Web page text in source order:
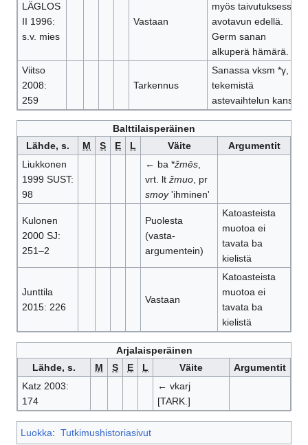
LÄGLOS
II 1996:
s.v. mies
Vastaan
myös taivutuksessa
avotavun edellä.
Germ sanan
alkuperä hämärä.
Viitso
2008:
259
Tarkennus
Sanassa vksm *γ, ei
tekemistä
astevaihtelun kanssa
Balttilaisperäinen
Lähde, s.
M S E L Väite
Argumentit
Liukkonen
1999 SUST:
98
← ba *žmēs,
vrt. lt žmuo, pr
smoy'ihminen'
Kulonen
2000 SJ:
251–2
Puolesta
(vasta-
argumentein)
Katoasteista
muotoa ei
tavata ba
kielistä
Junttila
2015: 226
Vastaan
Katoasteista
muotoa ei
tavata ba
kielistä
Arjalaisperäinen
Lähde, s.
M S E L Väite
Argumentit
Katz 2003:
174
← vkarj
[TARK.]
Luokka: Tutkimushistoriasivut